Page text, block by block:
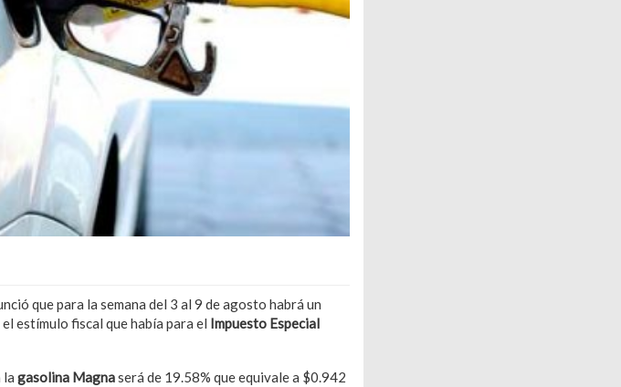
que para la semana del 3 al 9 de agosto habrá un
estímulo fiscal que había para el Impuesto Especial
la gasolina Magnaserá de 19.58% que equivale a $0.942